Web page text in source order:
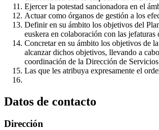
Ejercer la potestad sancionadora en el
Actuar como órganos de gestión a los
Definir en su ámbito los objetivos del
euskera en colaboración con las
Concretar en su ámbito los objetivos de
alcanzar dichos objetivos, llevando a
coordinación de la Dirección de
Las que les atribuya expresamente el
Datos de contacto
Dirección